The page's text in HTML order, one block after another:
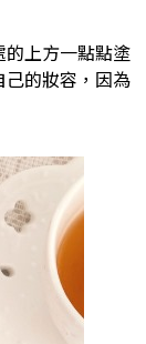
上方一點點塗
的妝容，因為